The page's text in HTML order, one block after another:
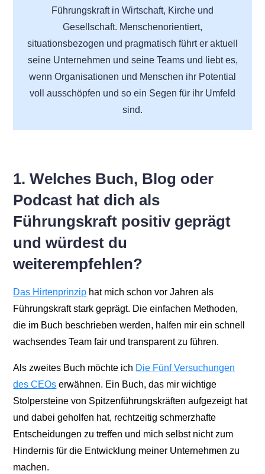
Führungskraft in Wirtschaft, Kirche und
Gesellschaft. Menschenorientiert,
situationsbezogen und pragmatisch führt er aktuell
seine Unternehmen und seine Teams und liebt es,
wenn Organisationen und Menschen ihr Potential
voll ausschöpfen und so ein Segen für ihr Umfeld
sind.
1. Welches Buch, Blog oder
Podcast hat dich als
Führungskraft positiv geprägt
und würdest du
weiterempfehlen?
Das Hirtenprinzip hat mich schon vor Jahren als
Führungskraft stark geprägt. Die einfachen Methoden,
die im Buch beschrieben werden, halfen mir ein schnell
wachsendes Team fair und transparent zu führen.
Als zweites Buch möchte ich Die Fünf Versuchungen
des CEOs erwähnen. Ein Buch, das mir wichtige
Stolpersteine von Spitzenführungskräften aufgezeigt hat
und dabei geholfen hat, rechtzeitig schmerzhafte
Entscheidungen zu treffen und mich selbst nicht zum
Hindernis für die Entwicklung meiner Unternehmen zu
machen.